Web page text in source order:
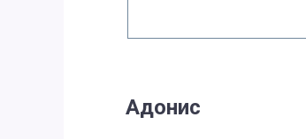
Адонис